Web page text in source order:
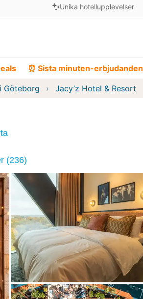
Unika hotellupplevelser
⏰ Sista minuten-erbjudanden
Göteborg Jacy’z Hotel & Resort
(236)